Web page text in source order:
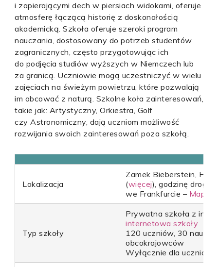
i zapierającymi dech w piersiach widokami, oferuje
atmosferę łączącą historię z doskonałością
akademicką. Szkoła oferuje szeroki program
nauczania, dostosowany do potrzeb studentów
zagranicznych, często przygotowując ich
do podjęcia studiów wyższych w Niemczech lub
za granicą. Uczniowie mogą uczestniczyć w wielu
zajęciach na świeżym powietrzu, które pozwalają
im obcować z naturą. Szkolne koła zainteresowań,
takie jak: Artystyczny, Orkiestra, Golf
czy Astronomiczny, dają uczniom możliwość
rozwijania swoich zainteresowań poza szkołą.
Lokalizacja
Zamek Bieberstein,
(więcej), godzinę drogi
we Frankfurcie – Mapa
Typ szkoły
Prywatna szkoła z
internetowa szkoły
120 uczniów, 30
obcokrajowców
Wyłącznie dla uczniów